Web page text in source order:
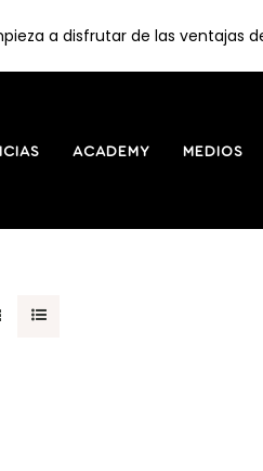
ACADEMY MEDIOS
a disfrutar de las ventajas